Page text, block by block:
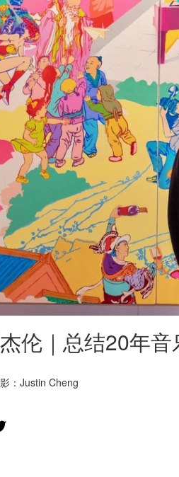
伦｜总结20年
Justin Cheng